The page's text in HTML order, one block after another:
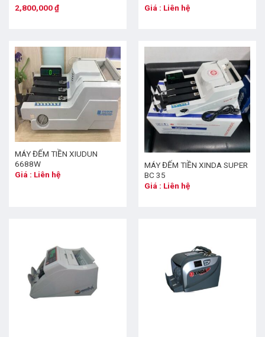
2,800,000₫
Giá : Liên hệ
MÁY ĐẾM TIỀN XIUDUN
6688W
Giá : Liên hệ
MÁY ĐẾM TIỀN XINDA SUPER
BC 35
Giá : Liên hệ